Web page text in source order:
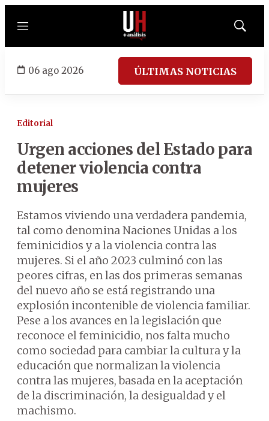
Menú
Mostrar
06 ago 2026 ÚLTIMAS NOTICIAS
Editorial
Urgen acciones del Estado para
detener violencia contra
mujeres
Estamos viviendo una verdadera pandemia,
tal como denomina Naciones Unidas a los
feminicidios y a la violencia contra las
mujeres. Si el año 2023 culminó con las
peores cifras, en las dos primeras semanas
del nuevo año se está registrando una
explosión incontenible de violencia familiar.
Pese a los avances en la legislación que
reconoce el feminicidio, nos falta mucho
como sociedad para cambiar la cultura y la
educación que normalizan la violencia
contra las mujeres, basada en la aceptación
de la discriminación, la desigualdad y el
machismo.